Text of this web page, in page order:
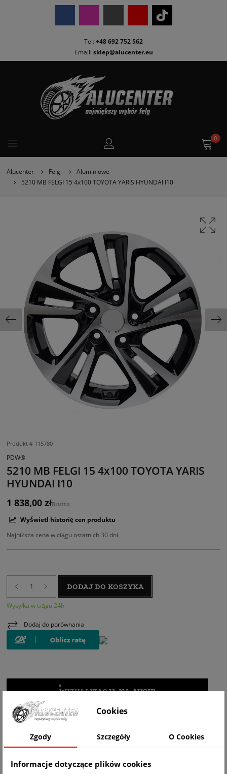
Tel: +48 692 752 562
Email: sklep@alucenter.eu
0
Alucenter Felgi
Aluminiowe
5210 MB FELGI 15 4x100 TOYOTA YARIS HYUNDAI I10
Produkt # 115780
PDW®
5210 MB FELGI 15 4x100 TOYOTA YARIS
HYUNDAI I10
1 838,00 złBrutto
Wyświetl historię cen produktu
Najniższa cena w ciągu ostatnich 30 dni
DODAJ DO KOSZYKA
Wysyłka w ciągu 24h
Dodaj do porównania
WIZUALIZACJA NA AUCIE
Cookies
Zgody Szczegóły O Cookies
Informacje dotyczące plików cookies